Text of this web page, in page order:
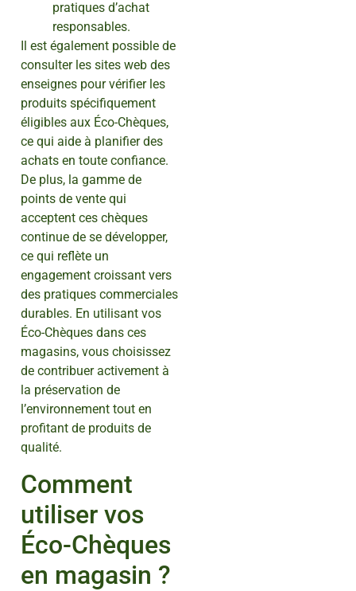
pratiques d’achat
responsables.
Il est également possible de
consulter les sites web des
enseignes pour vérifier les
produits spécifiquement
éligibles aux Éco-Chèques,
ce qui aide à planifier des
achats en toute confiance.
De plus, la gamme de
points de vente qui
acceptent ces chèques
continue de se développer,
ce qui reflète un
engagement croissant vers
des pratiques commerciales
durables. En utilisant vos
Éco-Chèques dans ces
magasins, vous choisissez
de contribuer activement à
la préservation de
l’environnement tout en
profitant de produits de
qualité.
Comment
utiliser vos
Éco-Chèques
en magasin ?